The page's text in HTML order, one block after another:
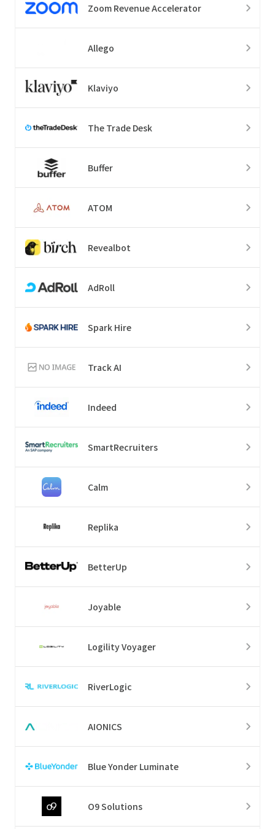
Zoom Revenue Accelerator
Allego
Klaviyo
The Trade Desk
Buffer
ATOM
Revealbot
AdRoll
Spark Hire
Track AI
Indeed
SmartRecruiters
Calm
Replika
BetterUp
Joyable
Logility Voyager
RiverLogic
AIONICS
Blue Yonder Luminate
O9 Solutions